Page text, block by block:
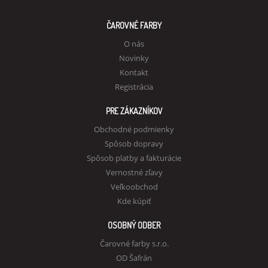
ČAROVNÉ FARBY
O nás
Novinky
Kontakt
Registrácia
PRE ZÁKAZNÍKOV
Obchodné podmienky
Spôsob dopravy
Spôsob platby a fakturácie
Vernostné zľavy
Veľkoobchod
Kde kúpiť
OSOBNÝ ODBER
Čarovné farby s.r.o.
OD Šafrán